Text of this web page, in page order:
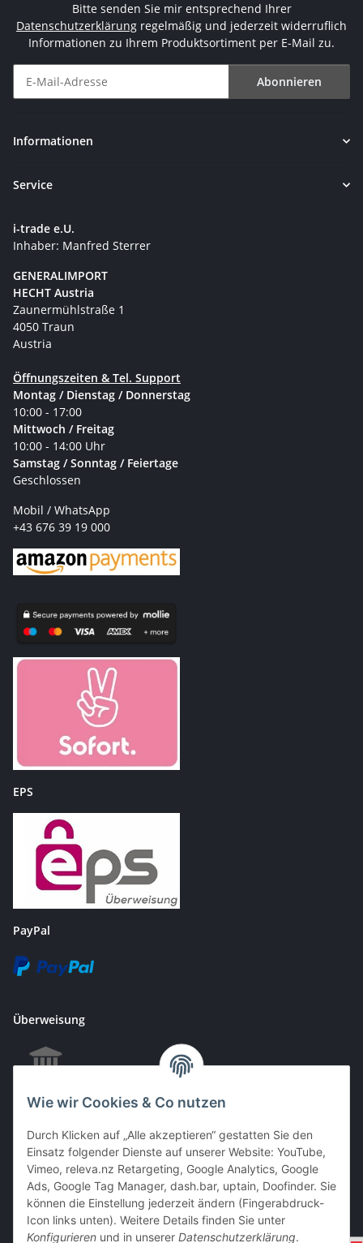
Wie wir Cookies & Co nutzen
Durch Klicken auf „Alle akzeptieren“ gestatten Sie den
Einsatz folgender Dienste auf unserer Website: YouTube,
Vimeo, releva.nz Retargeting, Google Analytics, Google
Ads, Google Tag Manager, dash.bar, uptain, Doofinder. Sie
können die Einstellung jederzeit ändern (Fingerabdruck-
Icon links unten). Weitere Details finden Sie unter
Konfigurieren und in unserer Datenschutzerklärung.
Bitte senden Sie mir entsprechend Ihrer
Datenschutzerklärung regelmäßig und jederzeit widerruflich
Informationen zu Ihrem Produktsortiment per E-Mail zu.
Abonnieren
Informationen
Service
i-trade e.U.
Inhaber: Manfred Sterrer
GENERALIMPORT
HECHT Austria
Zaunermühlstraße 1
4050 Traun
Austria
Öffnungszeiten & Tel. Support
Montag / Dienstag / Donnerstag
10:00 - 17:00
Mittwoch / Freitag
10:00 - 14:00 Uhr
Samstag / Sonntag / Feiertage
Geschlossen
Mobil / WhatsApp
+43 676 39 19 000
EPS
PayPal
Überweisung
EC & Kreditkartenzahlung bei Abholung
Barzahlung bei Abholung